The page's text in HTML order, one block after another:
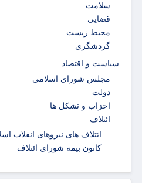
سلامت
قضایی
محیط زیست
گردشگری
سیاست و اقتصاد
مجلس شورای اسلامی
دولت
احزاب و تشکل ها
ائتلاف
ائتلاف های نیروهای انقلاب
کانون بیمه شورای ائتلاف